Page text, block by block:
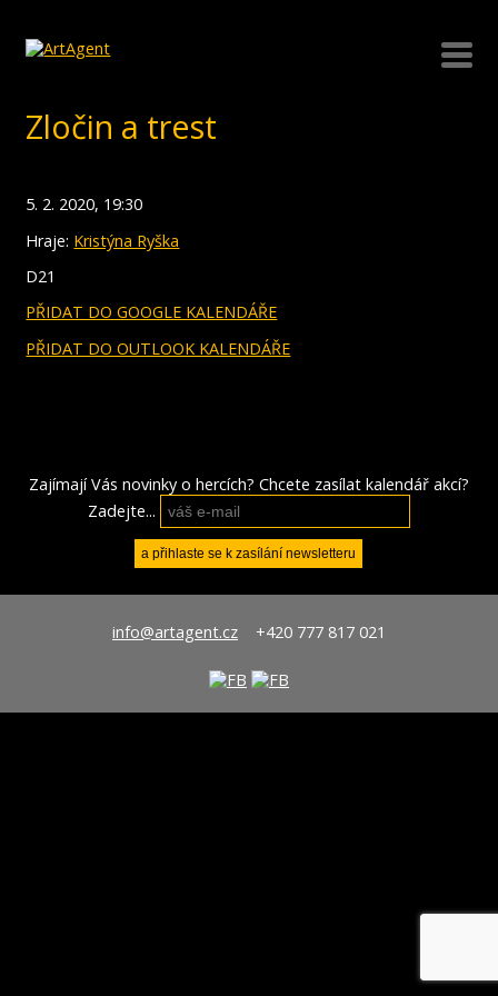
Zločin a trest
5. 2. 2020, 19:30
Hraje: Kristýna Ryška
D21
PŘIDAT DO GOOGLE KALENDÁŘE
PŘIDAT DO OUTLOOK KALENDÁŘE
Zajímají Vás novinky o hercích? Chcete zasílat kalendář akcí?
Zadejte...
info@artagent.cz+420 777 817 021